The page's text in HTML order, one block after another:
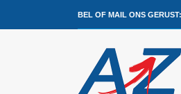
BEL OF MAIL ONS GERUST: